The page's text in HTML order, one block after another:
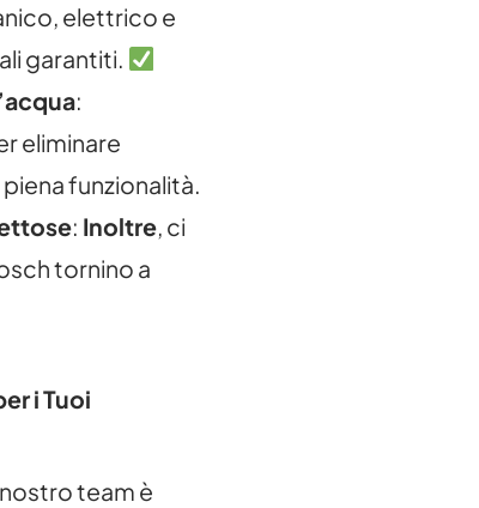
elettrico e
garantiti.
:
eliminare
funzionalità.
: Inoltre, ci
tornino a
i Tuoi
nostro team è